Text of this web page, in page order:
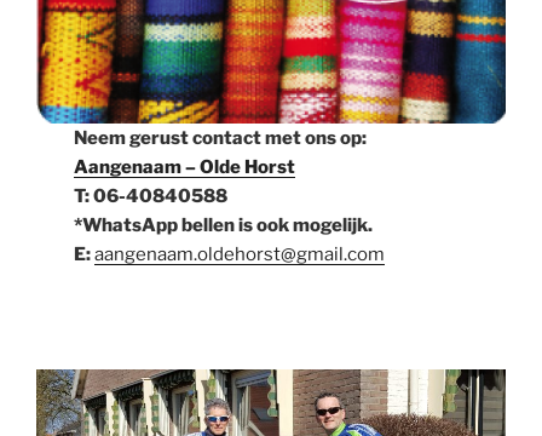
Neem gerust contact met ons op:
Aangenaam – Olde Horst
T: 06-40840588
*WhatsApp bellen is ook mogelijk.
E:aangenaam.oldehorst@gmail.com